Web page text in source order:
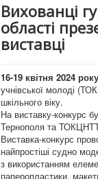
Вихованці
області
виставці
16-19 квітня 2024 року
учнівської молоді
шкільного віку.
На виставку-конкурс
Тернополя та
Виставка-конкурс
найпростіші судно
з використанням
паперопластики,